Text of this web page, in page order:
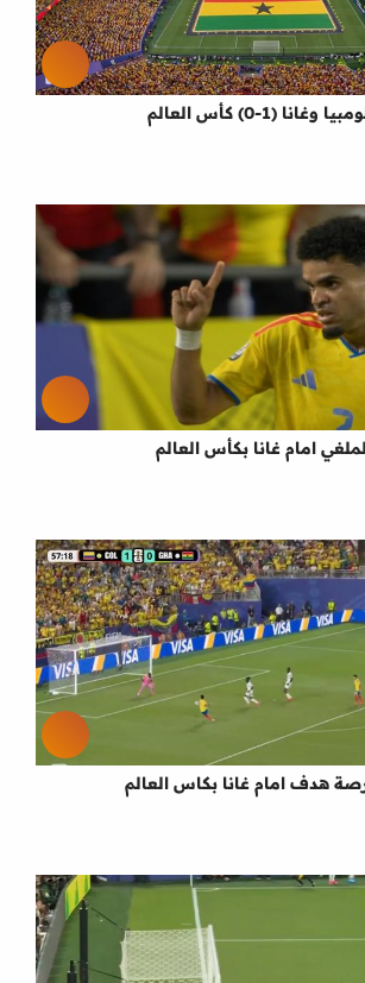
(1-0) كأس العالم
امام غانا بكأس العالم
هدف امام غانا بكاس العالم